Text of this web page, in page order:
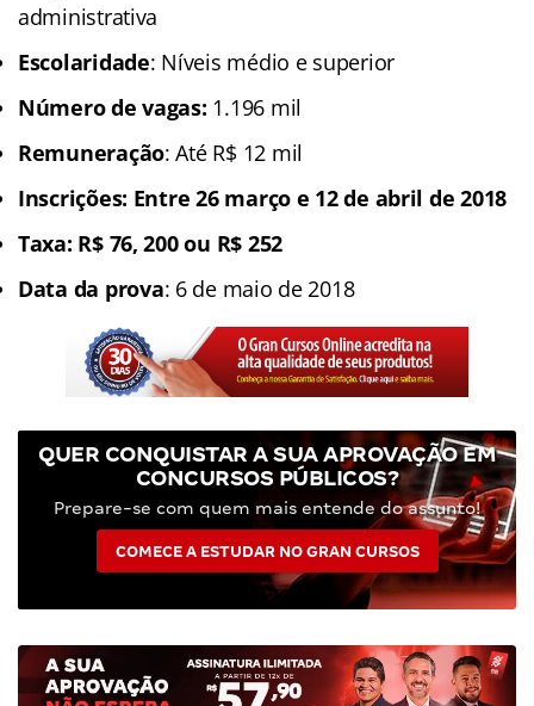
administrativa
Escolaridade: Níveis médio e superior
Número de vagas: 1.196 mil
Remuneração: Até R$ 12 mil
Inscrições: Entre 26 março e 12 de abril de 2018
Taxa: R$ 76, 200 ou R$ 252
Data da prova: 6 de maio de 2018
QUER CONQUISTAR A SUA APROVAÇÃO EM
CONCURSOS PÚBLICOS?
Prepare-se com quem mais entende do assunto!
COMECE A ESTUDAR NO GRAN CURSOS